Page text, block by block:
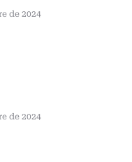
de 2024
de 2024